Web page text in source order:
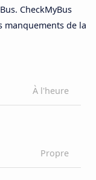
CheckMyBus
manquements de la
À l'heure
Propre